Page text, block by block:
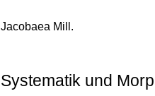
Jacobaea Mill.
Systematik und